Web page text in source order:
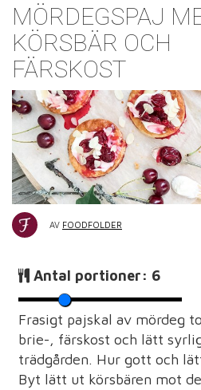
MÖRDEGSPAJ
KÖRSBÄR OCH
FÄRSKOST
AV FOODFOLDER
Antal portioner: 6
Frasigt pajskal av mördeg
brie-, färskost och lätt
trädgården. Hur gott och
Byt lätt ut körsbären mot